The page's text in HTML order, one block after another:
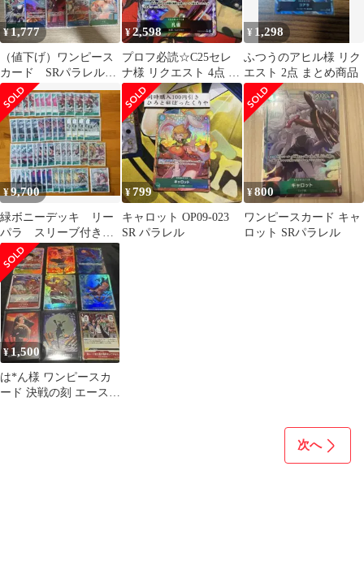
¥1,777
（値下げ）ワンピース
カード SRパラレル
SR Rパラレル 10枚セッ
ト
¥2,598
プロフ必読☆C25セレ
ナ様 リクエスト 4点 ま
とめ商品
¥ 1,298
ふつうのアヒル様 リク
エスト 2点 まとめ商品
¥9,700
緑ボニーデッキ リー
パラ スリーブ付き
ワンピースカード ロ
ー&ペポ ボニー
¥799
キャロット OP09-023
SR パラレル
¥800
ワンピースカード キャ
ロット SRパラレル
¥1,500
は*ん様 ワンピースカ
ード 決戦の刻 エース
次へ